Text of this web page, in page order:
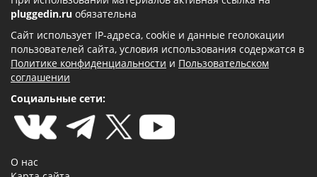
pluggedin.ru обязательна
Сайт использует IP-адреса, cookie и данные геолокации
пользователей сайта, условия использования содержатся в
Политике конфиденциальности и Пользовательском
соглашении
Социальные сети:
О нас